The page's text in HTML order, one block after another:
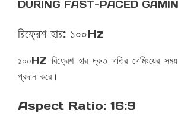
DURING FAST-PACED
রিফ্রেশ হার: ১০০Hz
১০০HZ রিফ্রেশ হার দ্রুত গতির গেমিংয়ের
প্রদান করে।
Aspect Ratio: 16:9